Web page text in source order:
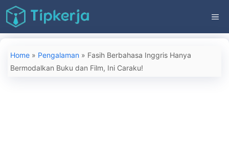
Langsung
ke
isi
Home » Pengalaman » Fasih Berbahasa Inggris Hanya
Bermodalkan Buku dan Film, Ini Caraku!